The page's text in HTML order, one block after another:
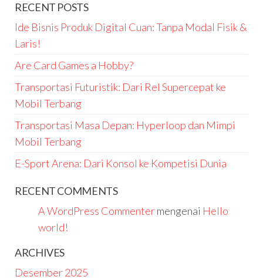
RECENT POSTS
Ide Bisnis Produk Digital Cuan: Tanpa Modal Fisik &
Laris!
Are Card Games a Hobby?
Transportasi Futuristik: Dari Rel Supercepat ke
Mobil Terbang
Transportasi Masa Depan: Hyperloop dan Mimpi
Mobil Terbang
E-Sport Arena: Dari Konsol ke Kompetisi Dunia
RECENT COMMENTS
A WordPress Commentermengenai Hello
world!
ARCHIVES
Desember 2025